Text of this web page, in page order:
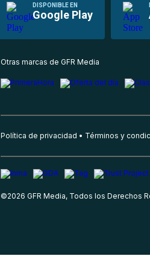
DISPONIBLE EN
Google Play
Otras marcas de GFR Media
Política de privacidad Términos y
©2026 GFR Media, Todos los Derechos